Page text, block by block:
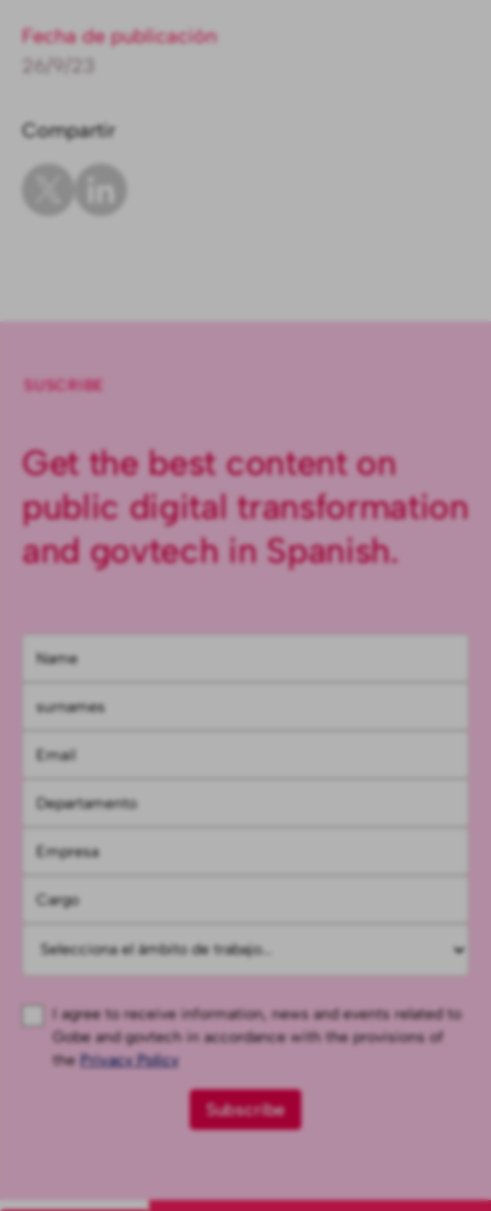
Fecha de publicación
26/9/23
Compartir
SUSCRIBE
Get the best content on
public digital transformation
and govtech in Spanish.
I agree to receive information, news and events related to
Gobe and govtech in accordance with the provisions of
the Privacy Policy